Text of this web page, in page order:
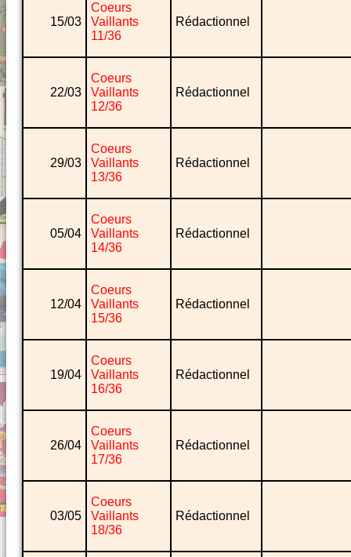
15/03
Coeurs
Vaillants
11/36
Rédactionnel
22/03
Coeurs
Vaillants
12/36
Rédactionnel
29/03
Coeurs
Vaillants
13/36
Rédactionnel
05/04
Coeurs
Vaillants
14/36
Rédactionnel
12/04
Coeurs
Vaillants
15/36
Rédactionnel
19/04
Coeurs
Vaillants
16/36
Rédactionnel
26/04
Coeurs
Vaillants
17/36
Rédactionnel
03/05
Coeurs
Vaillants
18/36
Rédactionnel